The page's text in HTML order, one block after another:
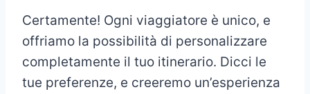
Certamente! Ogni viaggiatore è unico, e
offriamo la possibilità di personalizzare
completamente il tuo itinerario. Dicci le
tue preferenze, e creeremo un’esperienza